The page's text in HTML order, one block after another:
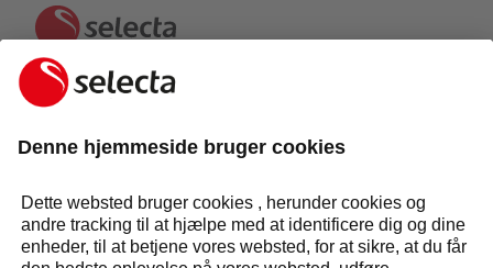
KONTAKT OS OG FÅ ET GRATIS TILBUD:
Svar inden for 24 timer